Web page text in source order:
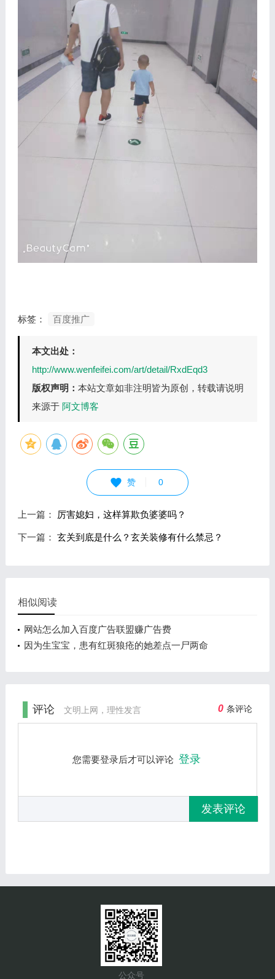
标签： 百度推广
本文出处：
http://www.wenfeifei.com/art/detail/RxdEqd3
版权声明： 本站文章如非注明皆为原创，转载请说明
来源于 阿文博客
赞 0
上一篇： 厉害媳妇，这样算欺负婆婆吗？
下一篇： 玄关到底是什么？玄关装修有什么禁忌？
相似阅读
网站怎么加入百度广告联盟赚广告费
因为生宝宝，患有红斑狼疮的她差点一尸两命
评论 文明上网，理性发言 0 条评论
您需要登录后才可以评论 登录
发表评论
公众号